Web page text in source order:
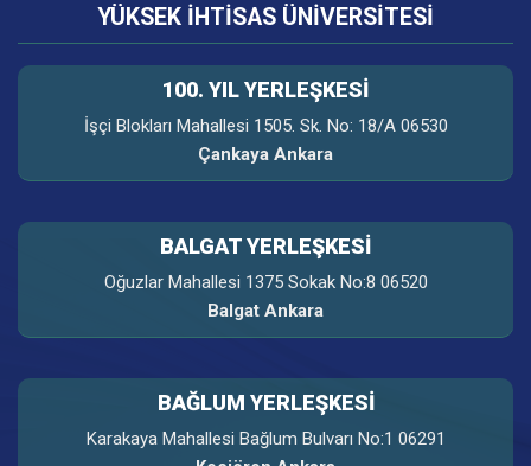
YÜKSEK İHTİSAS ÜNİVERSİTESİ
100. YIL YERLEŞKESI
İşçi Blokları Mahallesi 1505. Sk. No: 18/A 06530
Çankaya Ankara
BALGAT YERLEŞKESİ
Oğuzlar Mahallesi 1375 Sokak No:8 06520
Balgat Ankara
BAĞLUM YERLEŞKESİ
Karakaya Mahallesi Bağlum Bulvarı No:1 06291